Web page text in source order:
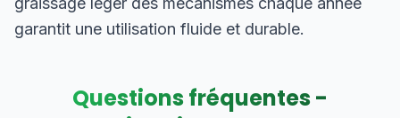
garantit une utilisation fluide et durable.
Questions fréquentes -